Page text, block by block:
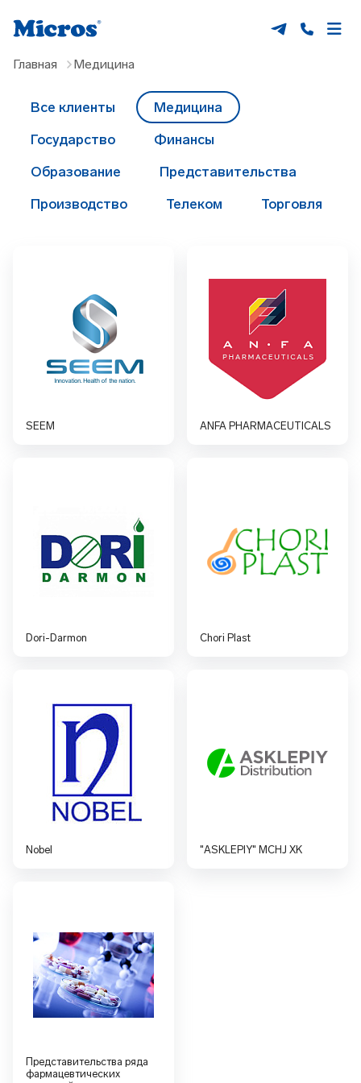
Главная Медицина
Все клиенты
Медицина
Государство
Финансы
Образование
Представительства
Производство
Телеком Торговля
SEEM ANFA PHARMACEUTICALS
Dori-Darmon Chori Plast
Nobel "ASKLEPIY" MCHJ XK
Представительства ряда
фармацевтических